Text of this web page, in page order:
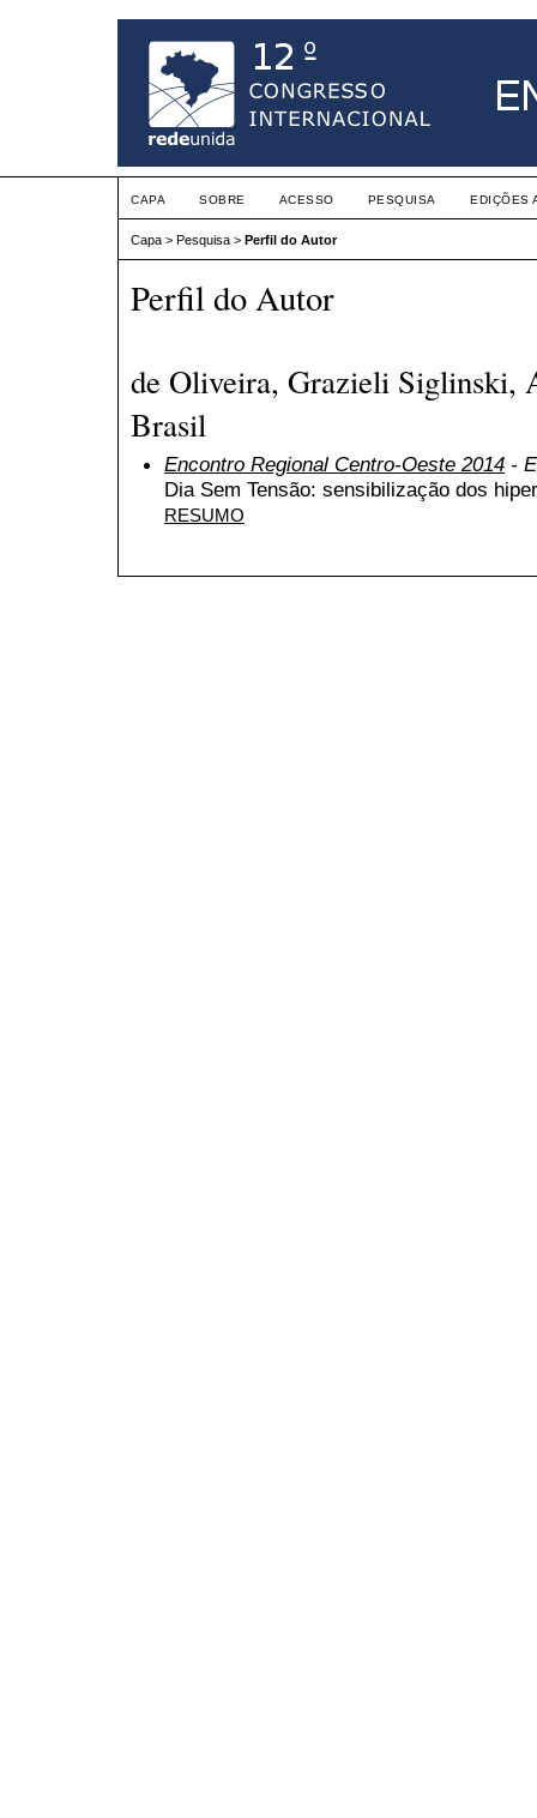
CAPA SOBRE ACESSO PESQUISA EDIÇÕES
Capa > Pesquisa > Perfil do Autor
Perfil do Autor
de Oliveira, Grazieli Siglinski,
Brasil
Encontro Regional Centro-Oeste 2014 -
Dia Sem Tensão: sensibilização dos
RESUMO